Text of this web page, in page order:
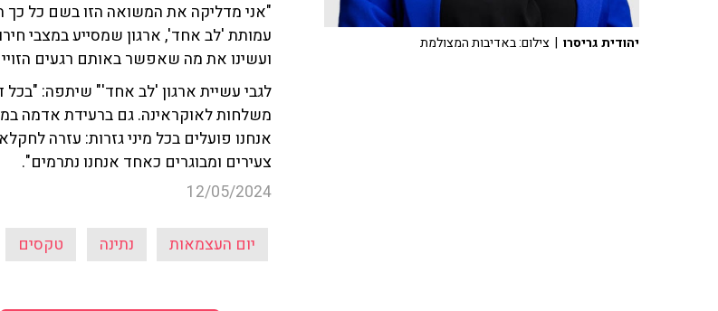
"אני מדליקה את המשואה הזו בשם כל
ועשינו את מה שאפשר באותם רגעים
לגבי עשיית ארגון 'לב אחד'" שיתפה:
אנחנו פועלים בכל מיני גזרות: עזרה
צעירים ומבוגרים כאחד אנחנו נתרמים".
12/05/2024
יום העצמאות נתינה טקסים
יהודית גריסרו | צילום: באדיבות המצולמת